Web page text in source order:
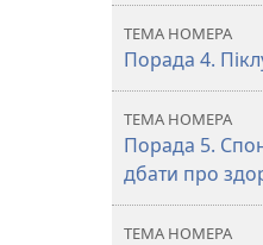
ТЕМА НОМЕРА
Порада 4.
ТЕМА НОМЕРА
Порада 5.
дбати про
ТЕМА НОМЕРА